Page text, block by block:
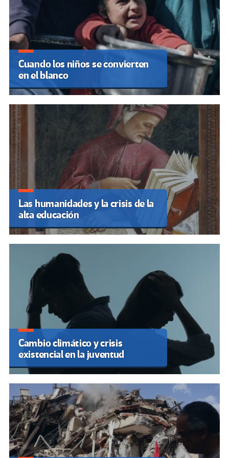
Cuando los niños se convierten
en el blanco
Las humanidades y la crisis de la
alta educación
Cambio climático y crisis
existencial en la juventud